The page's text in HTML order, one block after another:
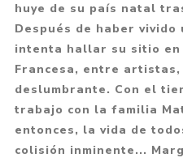
huye de su país natal
Después de haber
intenta hallar su sitio en
Francesa, entre
deslumbrante. Con el
trabajo con la familia
entonces, la vida de
colisión inminente...